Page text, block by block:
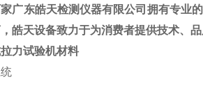
广东皓天检测仪器有限公司拥有专业
皓天设备致力于为消费者提供技术、品
力试验机材料